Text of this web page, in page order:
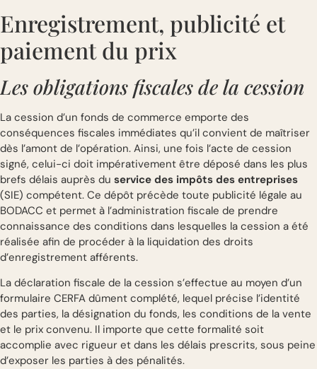
Enregistrement, publicité et
paiement du prix
Les obligations fiscales de la cession
La cession d’un fonds de commerce emporte des
conséquences fiscales immédiates qu’il convient de maîtriser
dès l’amont de l’opération. Ainsi, une fois l’acte de cession
signé, celui-ci doit impérativement être déposé dans les plus
brefs délais auprès du service des impôts des entreprises
(SIE) compétent. Ce dépôt précède toute publicité légale au
BODACC et permet à l’administration fiscale de prendre
connaissance des conditions dans lesquelles la cession a été
réalisée afin de procéder à la liquidation des droits
d’enregistrement afférents.
La déclaration fiscale de la cession s’effectue au moyen d’un
formulaire CERFA dûment complété, lequel précise l’identité
des parties, la désignation du fonds, les conditions de la vente
et le prix convenu. Il importe que cette formalité soit
accomplie avec rigueur et dans les délais prescrits, sous peine
d’exposer les parties à des pénalités.